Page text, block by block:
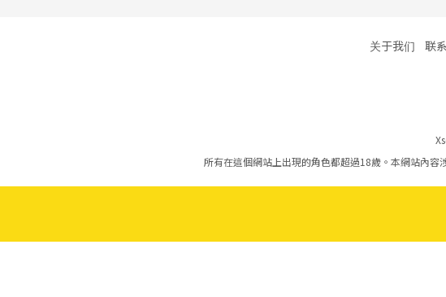
关于我们 联
所有在這個網站上出現的角色都超過18歲。本網站內容